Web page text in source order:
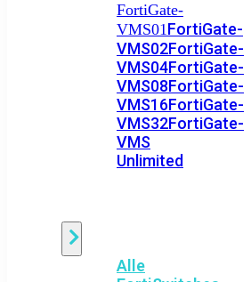
FortiGate-
VMS01FortiGate-
VMS02FortiGate-
VMS04FortiGate-
VMS08FortiGate-
VMS16FortiGate-
VMS32FortiGate-
VMS
Unlimited
Alle